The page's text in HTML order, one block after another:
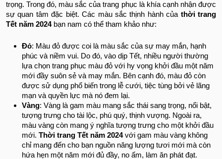
trọng. Trong đó, màu sắc của trang phục là khía cạnh nhận được
sự quan tâm đặc biệt. Các màu sắc thịnh hành của thời trang
Tết năm 2024bạn nam có thể tham khảo như:
Đỏ: Màu đỏ được coi là màu sắc của sự may mắn, hạnh
phúc và niềm vui. Do đó, vào dịp Tết, nhiều người thường
lựa chọn trang phục màu đỏ với hy vọng khởi đầu một năm
mới đầy suôn sẻ và may mắn. Bên cạnh đó, màu đỏ còn
được sử dụng phổ biến trong lễ cưới, tiệc tùng bởi vẻ lãng
mạn và quyền lực mà nó đem lại.
Vàng: Vàng là gam màu mang sắc thái sang trọng, nổi bật,
tượng trưng cho tài lộc, phú quý, thịnh vượng. Ngoài ra,
màu vàng còn mang ý nghĩa tượng trưng cho một khởi đầu
mới. Thời trang Tết năm 2024với gam màu vàng không
chỉ mang đến cho bạn nguồn năng lượng tươi mới mà còn
hứa hẹn một năm mới đủ đầy, no ấm, làm ăn phát đạt.